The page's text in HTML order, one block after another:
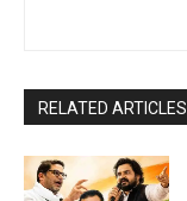
RELATED ARTICLES